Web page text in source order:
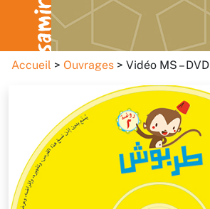
Accueil Ouvrages Vidéo MS – DVD